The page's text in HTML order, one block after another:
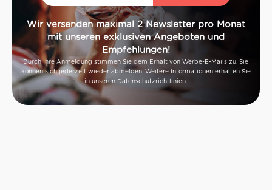
Wir versenden maximal 2 Newsletter pro Monat
mit unseren exklusiven Angeboten und
Empfehlungen!
Durch Ihre Anmeldung stimmen Sie dem Erhalt von Werbe-E-Mails zu. Sie
können sich jederzeit wieder abmelden. Weitere Informationen erhalten Sie
in unseren Datenschutzrichtlinien